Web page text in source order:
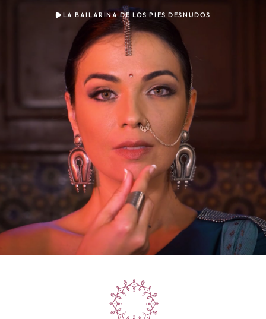
LA BAILARINA DE LOS PIES DESNUDOS